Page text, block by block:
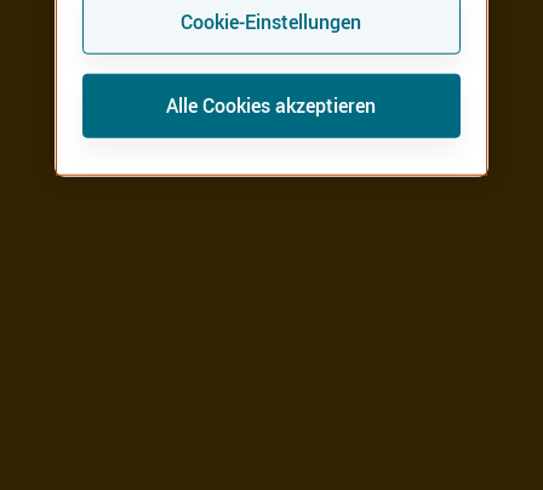
Cookie-Einstellungen
Alle Cookies akzeptieren